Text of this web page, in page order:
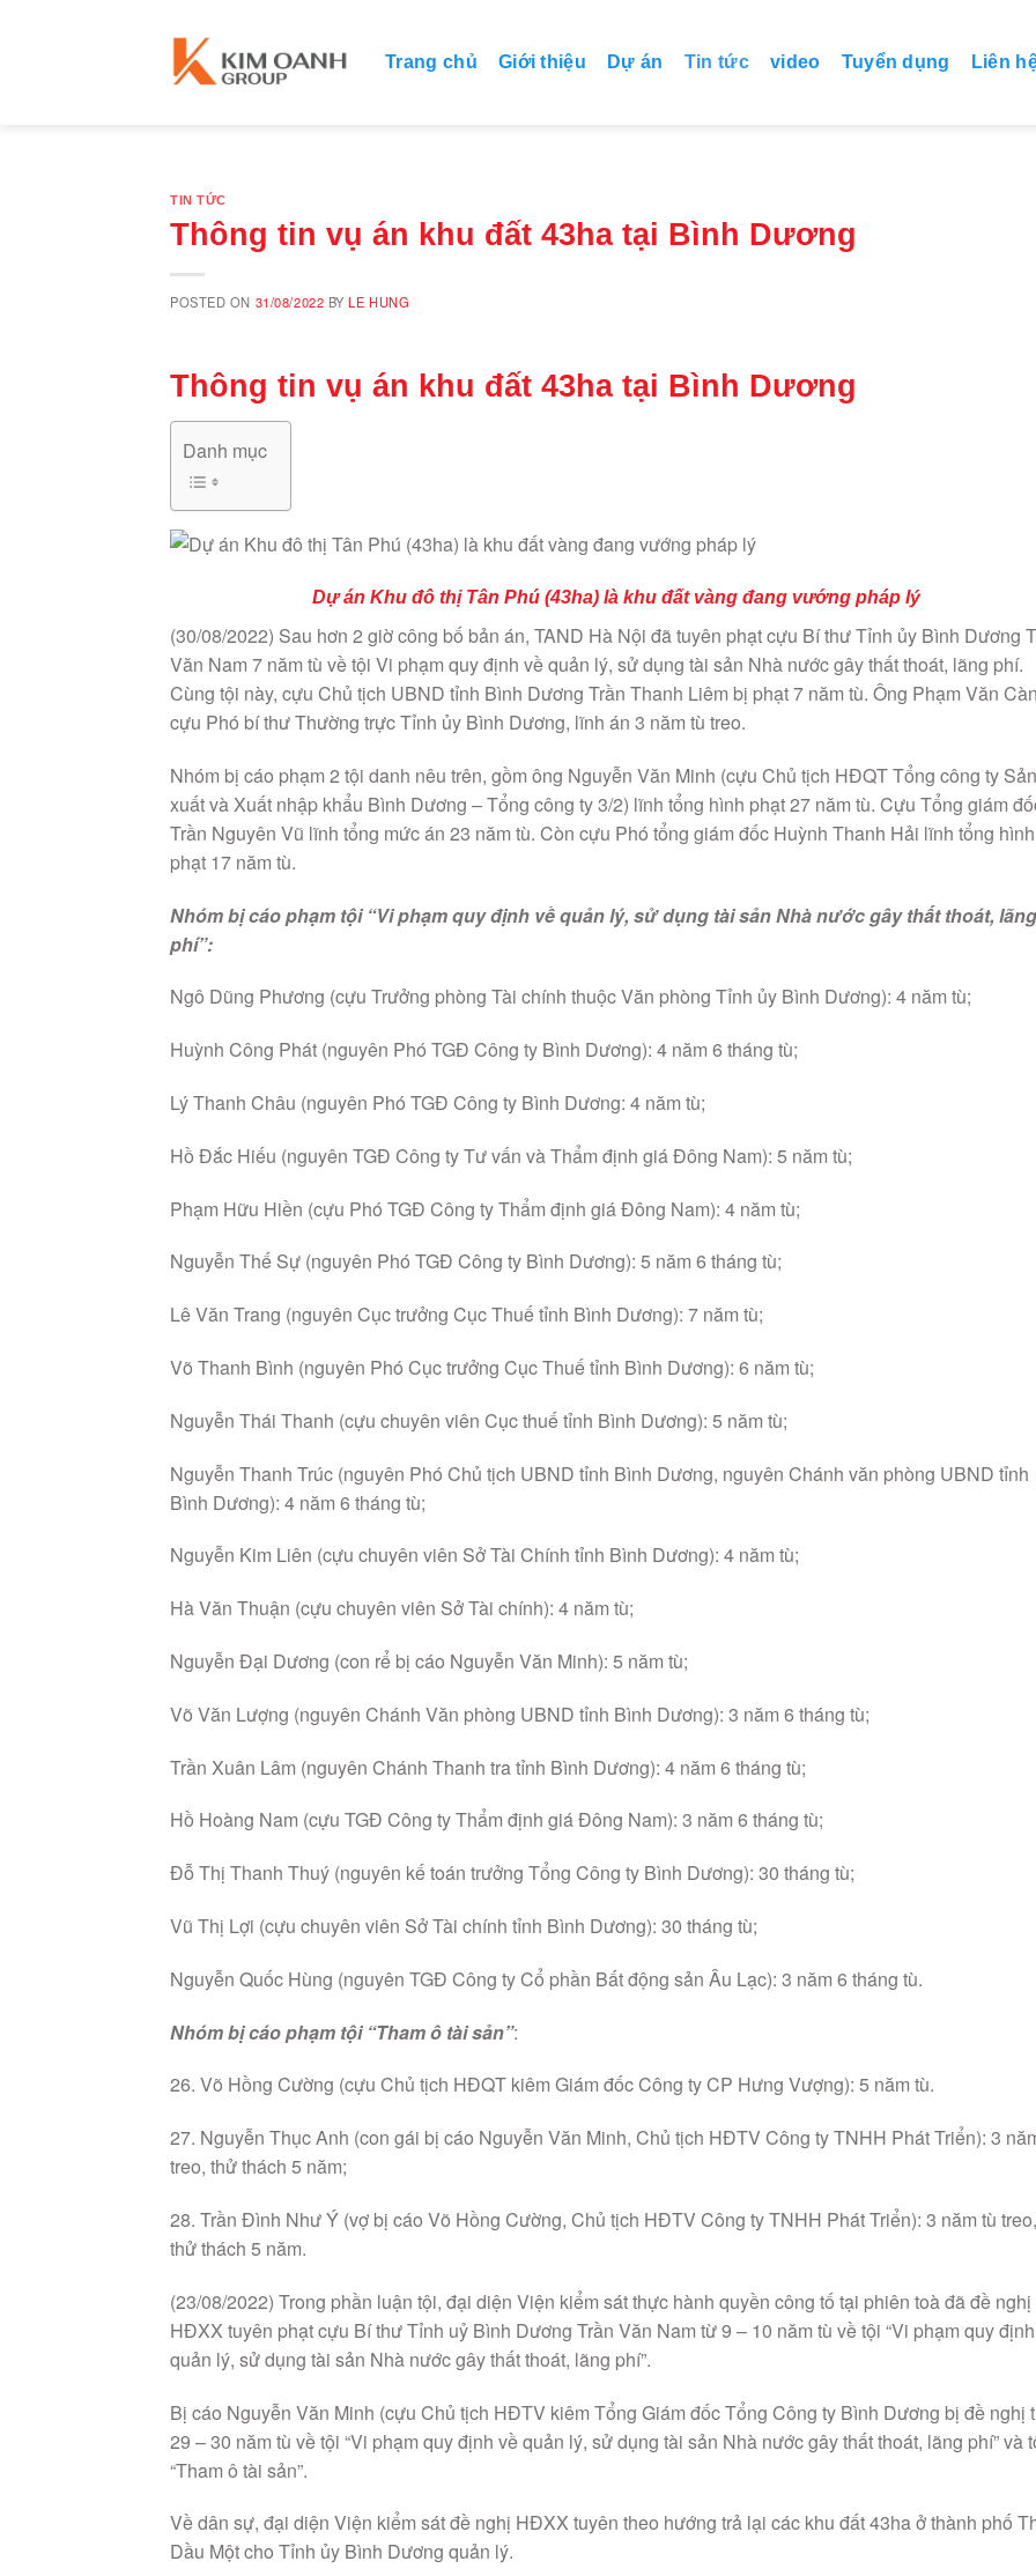
Trang chủ Giới thiệu Dự án Tin tức video Tuyển dụng Liên
TIN TỨC
Thông tin vụ án khu đất 43ha tại Bình Dương
POSTED ON 31/08/2022 BYLE HUNG
Thông tin vụ án khu đất 43ha tại Bình Dương
Danh mục
Dự án Khu đô thị Tân Phú (43ha) là khu đất vàng đang vướng pháp lý
(30/08/2022) Sau hơn 2 giờ công bố bản án, TAND Hà Nội đã tuyên phạt cựu Bí thư Tỉnh ủy Bình Dương
Văn Nam 7 năm tù về tội Vi phạm quy định về quản lý, sử dụng tài sản Nhà nước gây thất thoát, lãng phí.
Cùng tội này, cựu Chủ tịch UBND tỉnh Bình Dương Trần Thanh Liêm bị phạt 7 năm tù. Ông Phạm Văn
cựu Phó bí thư Thường trực Tỉnh ủy Bình Dương, lĩnh án 3 năm tù treo.
Nhóm bị cáo phạm 2 tội danh nêu trên, gồm ông Nguyễn Văn Minh (cựu Chủ tịch HĐQT Tổng công ty Sản
xuất và Xuất nhập khẩu Bình Dương – Tổng công ty 3/2) lĩnh tổng hình phạt 27 năm tù. Cựu Tổng giám
Trần Nguyên Vũ lĩnh tổng mức án 23 năm tù. Còn cựu Phó tổng giám đốc Huỳnh Thanh Hải lĩnh tổng hình
phạt 17 năm tù.
Nhóm bị cáo phạm tội “Vi phạm quy định về quản lý, sử dụng tài sản Nhà nước gây thất thoát, lãng
phí”:
Ngô Dũng Phương (cựu Trưởng phòng Tài chính thuộc Văn phòng Tỉnh ủy Bình Dương): 4 năm tù;
Huỳnh Công Phát (nguyên Phó TGĐ Công ty Bình Dương): 4 năm 6 tháng tù;
Lý Thanh Châu (nguyên Phó TGĐ Công ty Bình Dương: 4 năm tù;
Hồ Đắc Hiếu (nguyên TGĐ Công ty Tư vấn và Thẩm định giá Đông Nam): 5 năm tù;
Phạm Hữu Hiền (cựu Phó TGĐ Công ty Thẩm định giá Đông Nam): 4 năm tù;
Nguyễn Thế Sự (nguyên Phó TGĐ Công ty Bình Dương): 5 năm 6 tháng tù;
Lê Văn Trang (nguyên Cục trưởng Cục Thuế tỉnh Bình Dương): 7 năm tù;
Võ Thanh Bình (nguyên Phó Cục trưởng Cục Thuế tỉnh Bình Dương): 6 năm tù;
Nguyễn Thái Thanh (cựu chuyên viên Cục thuế tỉnh Bình Dương): 5 năm tù;
Nguyễn Thanh Trúc (nguyên Phó Chủ tịch UBND tỉnh Bình Dương, nguyên Chánh văn phòng UBND tỉnh
Bình Dương): 4 năm 6 tháng tù;
Nguyễn Kim Liên (cựu chuyên viên Sở Tài Chính tỉnh Bình Dương): 4 năm tù;
Hà Văn Thuận (cựu chuyên viên Sở Tài chính): 4 năm tù;
Nguyễn Đại Dương (con rể bị cáo Nguyễn Văn Minh): 5 năm tù;
Võ Văn Lượng (nguyên Chánh Văn phòng UBND tỉnh Bình Dương): 3 năm 6 tháng tù;
Trần Xuân Lâm (nguyên Chánh Thanh tra tỉnh Bình Dương): 4 năm 6 tháng tù;
Hồ Hoàng Nam (cựu TGĐ Công ty Thẩm định giá Đông Nam): 3 năm 6 tháng tù;
Đỗ Thị Thanh Thuý (nguyên kế toán trưởng Tổng Công ty Bình Dương): 30 tháng tù;
Vũ Thị Lợi (cựu chuyên viên Sở Tài chính tỉnh Bình Dương): 30 tháng tù;
Nguyễn Quốc Hùng (nguyên TGĐ Công ty Cổ phần Bất động sản Âu Lạc): 3 năm 6 tháng tù.
Nhóm bị cáo phạm tội “Tham ô tài sản”:
26. Võ Hồng Cường (cựu Chủ tịch HĐQT kiêm Giám đốc Công ty CP Hưng Vượng): 5 năm tù.
27. Nguyễn Thục Anh (con gái bị cáo Nguyễn Văn Minh, Chủ tịch HĐTV Công ty TNHH Phát Triển): 3
treo, thử thách 5 năm;
28. Trần Đình Như Ý (vợ bị cáo Võ Hồng Cường, Chủ tịch HĐTV Công ty TNHH Phát Triển): 3 năm tù treo,
thử thách 5 năm.
(23/08/2022) Trong phần luận tội, đại diện Viện kiểm sát thực hành quyền công tố tại phiên toà đã đề nghị
HĐXX tuyên phạt cựu Bí thư Tỉnh uỷ Bình Dương Trần Văn Nam từ 9 – 10 năm tù về tội “Vi phạm quy
quản lý, sử dụng tài sản Nhà nước gây thất thoát, lãng phí”.
Bị cáo Nguyễn Văn Minh (cựu Chủ tịch HĐTV kiêm Tổng Giám đốc Tổng Công ty Bình Dương bị đề nghị
29 – 30 năm tù về tội “Vi phạm quy định về quản lý, sử dụng tài sản Nhà nước gây thất thoát, lãng phí” và
“Tham ô tài sản”.
Về dân sự, đại diện Viện kiểm sát đề nghị HĐXX tuyên theo hướng trả lại các khu đất 43ha ở thành phố
Dầu Một cho Tỉnh ủy Bình Dương quản lý.